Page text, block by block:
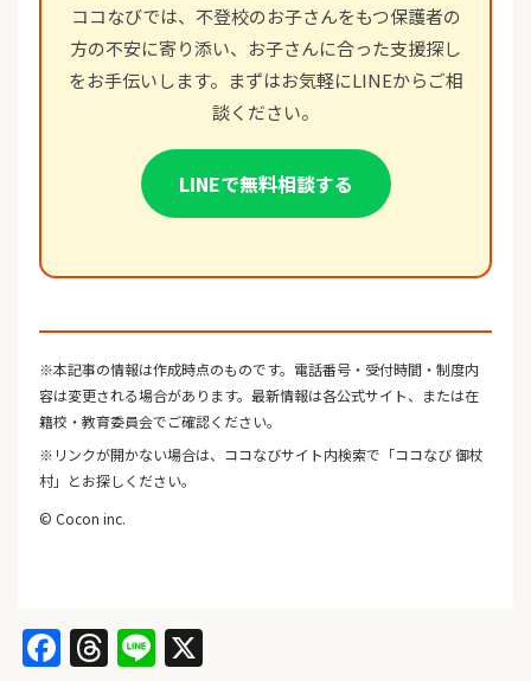
ココなびでは、不登校のお子さんをもつ保護者の
方の不安に寄り添い、お子さんに合った支援探し
をお手伝いします。まずはお気軽にLINEからご相
談ください。
LINEで無料相談する
※本記事の情報は作成時点のものです。電話番号・受付時間・制度内
容は変更される場合があります。最新情報は各公式サイト、または在
籍校・教育委員会でご確認ください。
※リンクが開かない場合は、ココなびサイト内検索で「ココなび 御杖
村」とお探しください。
© Cocon inc.
Facebook
Threads
Line